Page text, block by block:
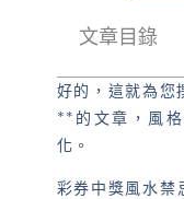
文章目錄
好的，這就為您
**的文章，風
化。
彩券中獎風水禁